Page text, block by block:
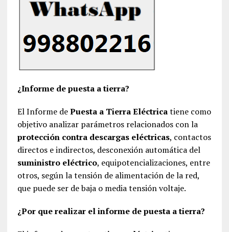
¿Informe de puesta a tierra?
El Informe dePuesta a Tierra Eléctricatiene como
objetivo analizar parámetros relacionados con la
protección contra descargas eléctricas, contactos
directos e indirectos, desconexión automática del
suministro eléctrico, equipotencializaciones, entre
otros, según la tensión de alimentación de la red,
que puede ser de baja o media tensión voltaje.
¿Por que realizar el informe de puesta a tierra?